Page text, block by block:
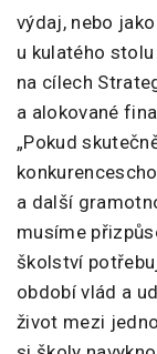
výdaj, nebo
u kulatého
na cílech
a alokované
„Pokud
a další
musíme
školství
období vlád a
život mezi